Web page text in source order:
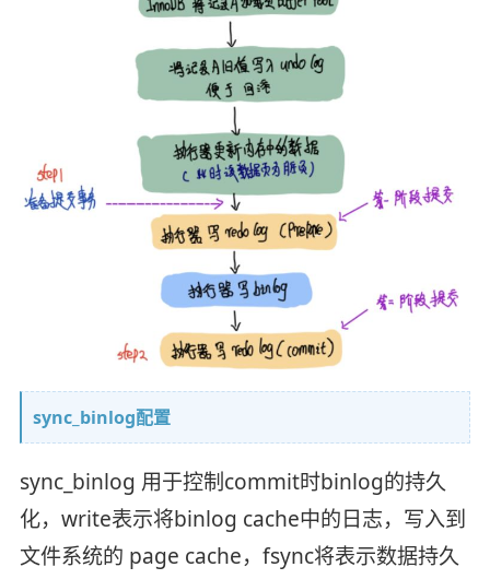
sync_binlog配置
sync_binlog 用于控制commit时binlog的持久
化，write表示将binlog cache中的日志，写入到
文件系统的 page cache，fsync将表示数据持久